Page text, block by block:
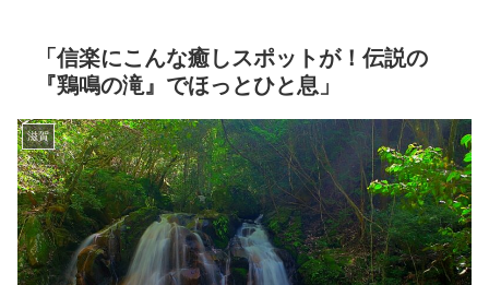
「信楽にこんな癒しスポットが！伝説の
『鶏鳴の滝』でほっとひと息」
滋賀